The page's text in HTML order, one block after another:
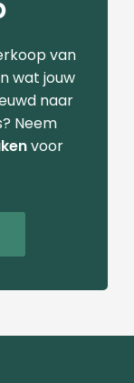
van
wat jouw
naar
Neem
voor